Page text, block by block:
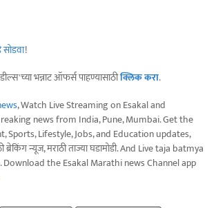
!
भन्नाट ऑफर्स पाहण्यासाठीक्लिक करा.
, Watch Live Streaming on Esakal and
news from India, Pune, Mumbai. Get the
Sports, Lifestyle, Jobs, and Education updates,
ब्रेकिंग न्यूज, मराठी ताज्या घडामोडी. And Live taja batmya
Download the Esakal Marathi news Channel app